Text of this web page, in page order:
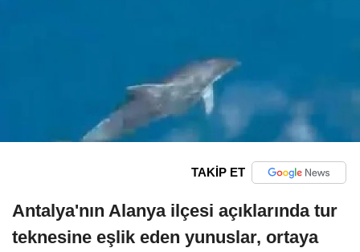
TAKİP ET
Antalya'nın Alanya ilçesi açıklarında tur
teknesine eşlik eden yunuslar, ortaya